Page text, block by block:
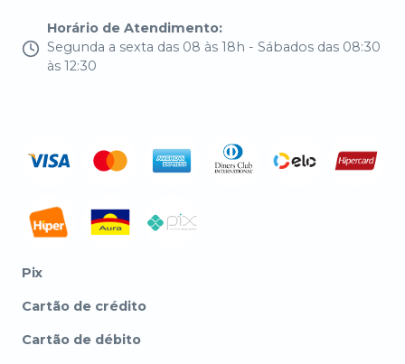
Horário de Atendimento:
Segunda a sexta das 08 às 18h - Sábados das 08:30
às 12:30
Pix
Cartão de crédito
Cartão de débito